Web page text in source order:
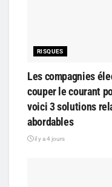
RISQUES
Les compagnies
couper le courant
voici 3 solutions
abordables
il y a 4 jours